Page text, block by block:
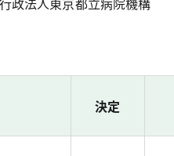
決定